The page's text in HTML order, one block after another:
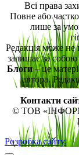
Всі права
Повне або
лише за
Редакція може не
залишає за собою
Блоги– це
автора.
Контакти
© ТОВ
Розробка сайту.